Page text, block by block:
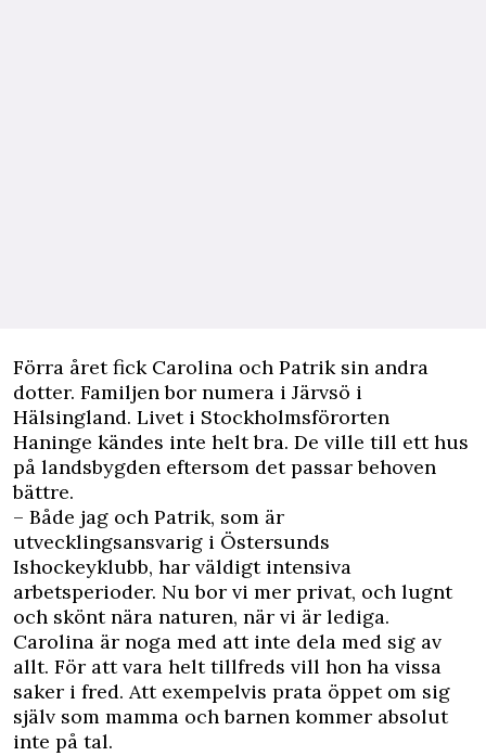
Förra året fick Carolina och Patrik sin andra
dotter. Familjen bor numera i Järvsö i
Hälsingland. Livet i Stockholmsförorten
Haninge kändes inte helt bra. De ville till ett hus
på landsbygden eftersom det passar behoven
bättre.
– Både jag och Patrik, som är
utvecklingsansvarig i Östersunds
Ishockeyklubb, har väldigt intensiva
arbetsperioder. Nu bor vi mer privat, och lugnt
och skönt nära naturen, när vi är lediga.
Carolina är noga med att inte dela med sig av
allt. För att vara helt tillfreds vill hon ha vissa
saker i fred. Att exempelvis prata öppet om sig
själv som mamma och barnen kommer absolut
inte på tal.